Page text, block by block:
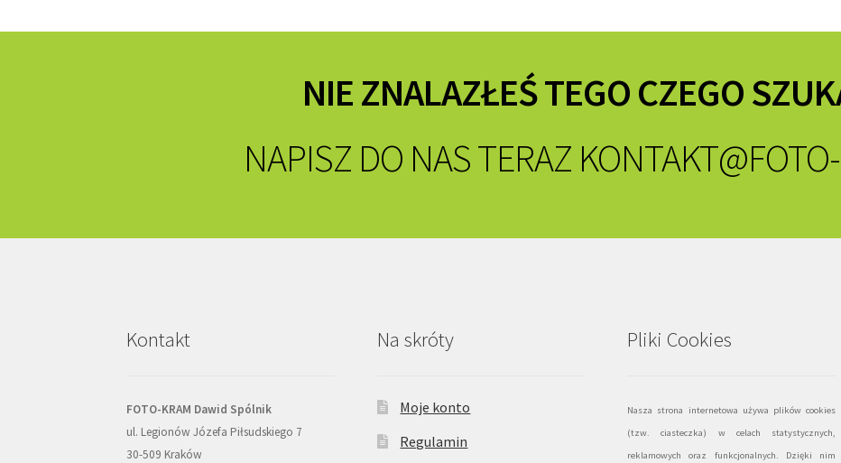
NIE ZNALAZŁEŚ TEGO CZEGO
NAPISZ DO NAS TERAZ
Kontakt
FOTO-KRAM Dawid Spólnik
ul. Legionów Józefa Piłsudskiego 7
30-509 Kraków
Na skróty
Moje konto
Regulamin
Pliki Cookies
Nasza strona internetowa używa plików cookies
(tzw. ciasteczka) w celach statystycznych,
reklamowych oraz funkcjonalnych. Dzięki nim